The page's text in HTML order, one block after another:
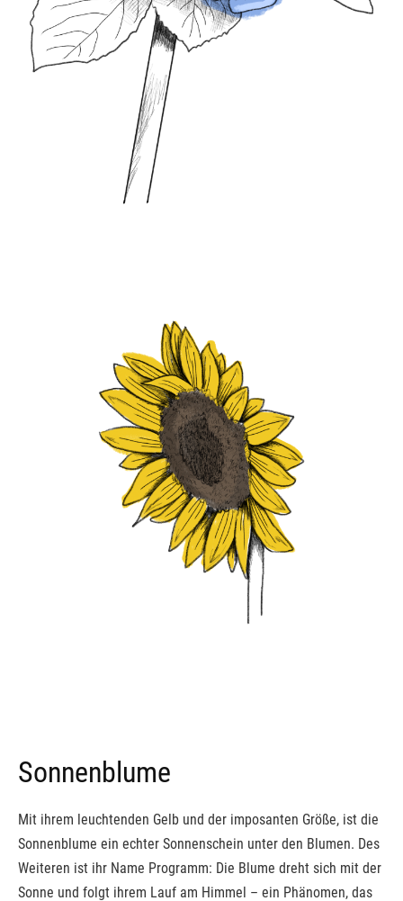
Sonnenblume
Mit ihrem leuchtenden Gelb und der imposanten Größe, ist die
Sonnenblume ein echter Sonnenschein unter den Blumen. Des
Weiteren ist ihr Name Programm: Die Blume dreht sich mit der
Sonne und folgt ihrem Lauf am Himmel – ein Phänomen, das